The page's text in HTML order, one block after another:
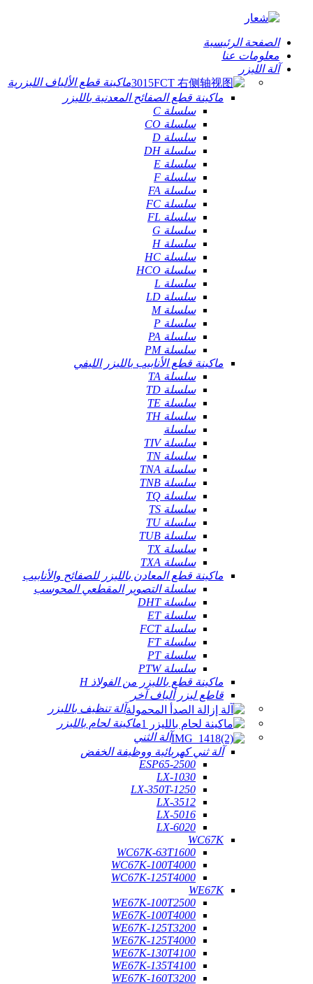
الصفحة الرئيسية
معلومات عنا
آلة الليزر
ماكينة قطع الألياف الليزرية
ماكينة قطع الصفائح المعدنية بالليزر
سلسلة C
سلسلة CO
سلسلة D
سلسلة DH
سلسلة E
سلسلة F
سلسلة FA
سلسلة FC
سلسلة FL
سلسلة G
سلسلة H
سلسلة HC
سلسلة HCO
سلسلة L
سلسلة LD
سلسلة M
سلسلة P
سلسلة PA
سلسلة PM
ماكينة قطع الأنابيب بالليزر الليفي
سلسلة TA
سلسلة TD
سلسلة TE
سلسلة TH
سلسلة
سلسلة TIV
سلسلة TN
سلسلة TNA
سلسلة TNB
سلسلة TQ
سلسلة TS
سلسلة TU
سلسلة TUB
سلسلة TX
سلسلة TXA
ماكينة قطع المعادن بالليزر للصفائح والأنابيب
سلسلة التصوير المقطعي المحوسب
سلسلة DHT
سلسلة ET
سلسلة FCT
سلسلة FT
سلسلة PT
سلسلة PTW
ماكينة قطع بالليزر من الفولاذ H
قاطع ليزر ألياف آخر
آلة تنظيف بالليزر
ماكينة لحام بالليزر
آلة الثني
آلة ثني كهربائية ووظيفة الخفض
ESP65-2500
LX-1030
LX-350T-1250
LX-3512
LX-5016
LX-6020
WC67K
WC67K-63T1600
WC67K-100T4000
WC67K-125T4000
WE67K
WE67K-100T2500
WE67K-100T4000
WE67K-125T3200
WE67K-125T4000
WE67K-130T4100
WE67K-135T4100
WE67K-160T3200